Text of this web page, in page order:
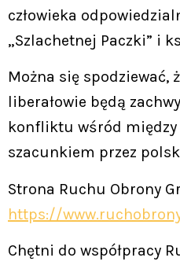
człowieka
„Szlachetnej Paczki” i
Można się spodziewać,
liberałowie będą
konfliktu wśród
szacunkiem przez
Strona Ruchu Obrony
https://
Chętni do współpracy